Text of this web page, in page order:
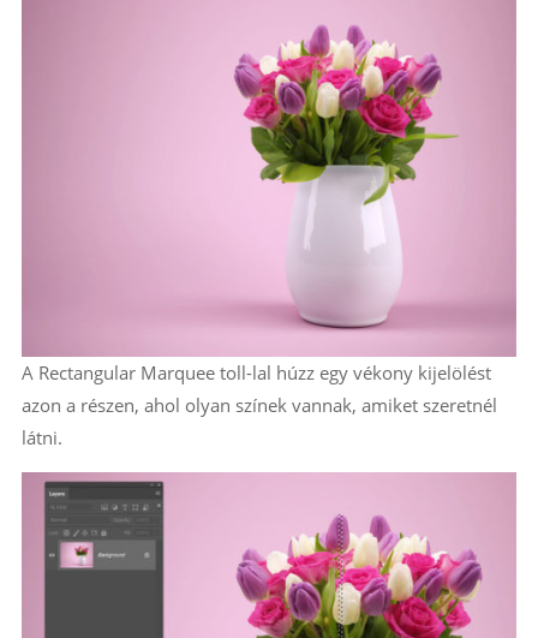
A Rectangular Marquee toll-lal húzz egy vékony kijelölést
azon a részen, ahol olyan színek vannak, amiket szeretnél
látni.